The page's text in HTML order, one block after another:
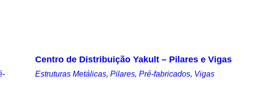
Centro de Distribuição Yakult – Pilares e Vigas
Estruturas Metálicas, Pilares, Pré-fabricados, Vigas